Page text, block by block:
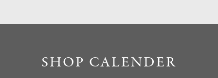
SHOP CALENDER